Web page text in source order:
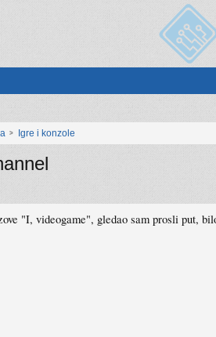
Igre i konzole
"I, videogame", gledao sam prosli put,